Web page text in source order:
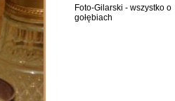
Foto-Gilarski - wszystko o
gołębiach